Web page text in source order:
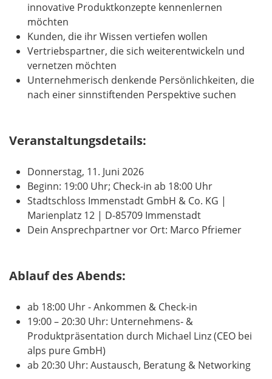
innovative Produktkonzepte kennenlernen
möchten
Kunden, die ihr Wissen vertiefen wollen
Vertriebspartner, die sich weiterentwickeln und
vernetzen möchten
Unternehmerisch denkende Persönlichkeiten, die
nach einer sinnstiftenden Perspektive suchen
Veranstaltungsdetails:
Donnerstag, 11. Juni 2026
Beginn: 19:00 Uhr; Check-in ab 18:00 Uhr
Stadtschloss Immenstadt GmbH & Co. KG |
Marienplatz 12 | D-85709 Immenstadt
Dein Ansprechpartner vor Ort: Marco Pfriemer
Ablauf des Abends:
ab 18:00 Uhr - Ankommen & Check-in
19:00 – 20:30 Uhr: Unternehmens‑ &
Produktpräsentation durch Michael Linz (CEO bei
alps pure GmbH)
ab 20:30 Uhr: Austausch, Beratung & Networking